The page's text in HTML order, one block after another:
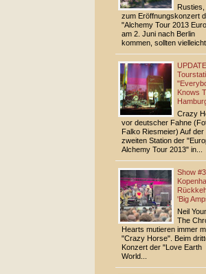
Rusties,
zum Eröffnungskonzert
"Alchemy Tour 2013
am 2. Juni nach Berlin
kommen, sollten
Knows
Crazy
vor deutscher Fahne
Falko Riesmeier) Auf der
zweiten Station der
Alchemy Tour 2013" in...
Show
'Big
Neil
The
Hearts mutieren immer
"Crazy Horse". Beim
Konzert der "Love Earth
World...